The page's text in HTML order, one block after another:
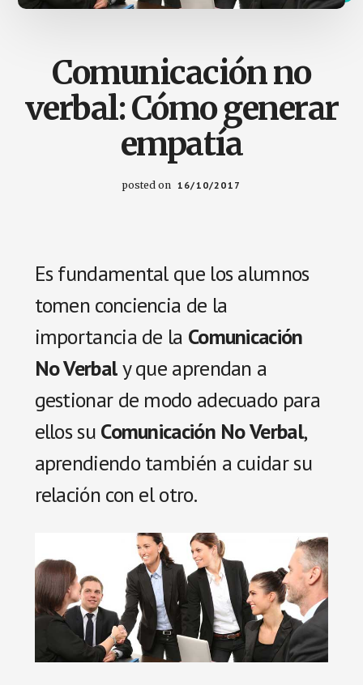
Comunicación no
verbal: Cómo generar
empatía
posted on 16/10/2017
Es fundamental que los alumnos
tomen conciencia de la
importancia de la Comunicación
No Verbaly que aprendan a
gestionar de modo adecuado para
ellos su Comunicación No Verbal,
aprendiendo también a cuidar su
relación con el otro.